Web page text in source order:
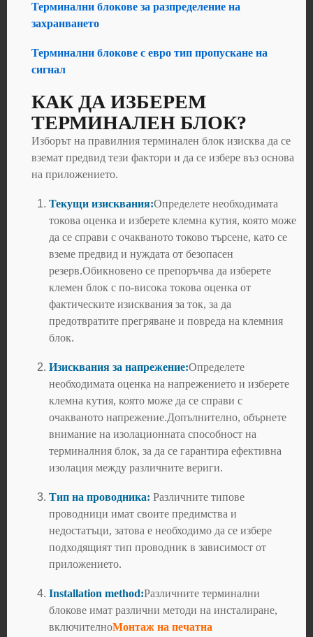
Терминални блокове за разпределение на
захранването
Терминални блокове с евро тип пропускане на
сигнал
КАК ДА ИЗБЕРЕМ
ТЕРМИНАЛЕН БЛОК?
Изборът на правилния терминален блок изисква да се
вземат предвид тези фактори и да се избере въз основа
на приложението.
Текущи изисквания:Определете необходимата
токова оценка и изберете клемна кутия, която може
да се справи с очакваното токово търсене, като се
вземе предвид и нуждата от безопасен
резерв.Обикновено се препоръчва да изберете
клемен блок с по-висока токова оценка от
фактическите изисквания за ток, за да
предотвратите прегряване и повреда на клемния
блок.
Изисквания за напрежение:Определете
необходимата оценка на напрежението и изберете
клемна кутия, която може да се справи с
очакваното напрежение.Допълнително, обърнете
внимание на изолационната способност на
терминалния блок, за да се гарантира ефективна
изолация между различните вериги.
Тип на проводника: Различните типове
проводници имат своите предимства и
недостатъци, затова е необходимо да се избере
подходящият тип проводник в зависимост от
приложението.
Installation method:Различните терминални
блокове имат различни методи на инсталиране,
включителноМонтаж на печатна